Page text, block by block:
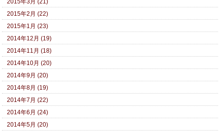
2015年3月 (21)
2015年2月 (22)
2015年1月 (23)
2014年12月 (19)
2014年11月 (18)
2014年10月 (20)
2014年9月 (20)
2014年8月 (19)
2014年7月 (22)
2014年6月 (24)
2014年5月 (20)